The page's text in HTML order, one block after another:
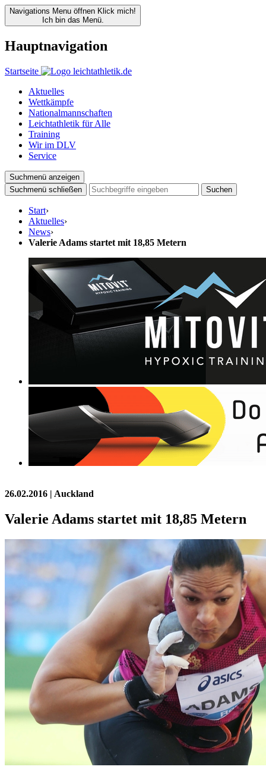
Navigations Menu öffnen Klick mich!
Ich bin das Menü.
Hauptnavigation
Startseite
Aktuelles
Wettkämpfe
Nationalmannschaften
Leichtathletik für Alle
Training
Wir im DLV
Service
Suchmenü anzeigen
Suchmenü schließen
Suchen
Start›
Aktuelles›
News›
Valerie Adams startet mit 18,85 Metern
26.02.2016 | Auckland
Valerie Adams startet mit 18,85 Metern